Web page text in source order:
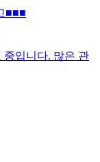
■■■
중입니다. 많은 관